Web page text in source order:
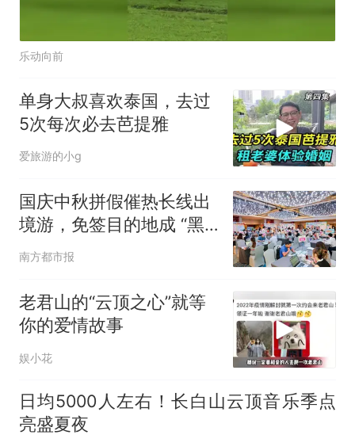
乐动向前
单身大叔喜欢泰国，去过
5次每次必去芭提雅
爱旅游的小g
国庆中秋拼假催热长线出
境游，免签目的地成 “黑
马”
南方都市报
老君山的“云顶之心”就等
你的爱情故事
娱小花
日均5000人左右！长白山云顶音乐季点
亮盛夏夜